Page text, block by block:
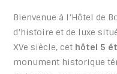
Bienvenue à l’Hôtel de
d’histoire et de luxe
XVe siècle, cet hôtel 5
monument historique